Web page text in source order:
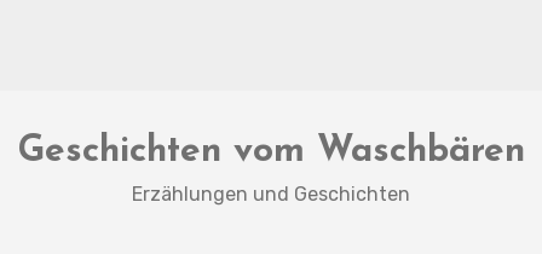
Geschichten vom Waschbären
Erzählungen und Geschichten